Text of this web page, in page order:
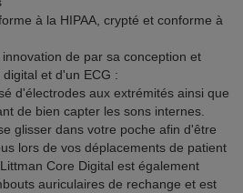
à la HIPAA, crypté et conforme à
de par sa conception et
et d'un ECG :
d'électrodes aux extrémités ainsi que
de bien capter les sons internes.
glisser dans votre poche afin d'être
lors de vos déplacements de patient
Core Digital est également
auriculaires de rechange et est